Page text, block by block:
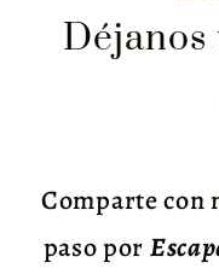
Comparte con
paso por